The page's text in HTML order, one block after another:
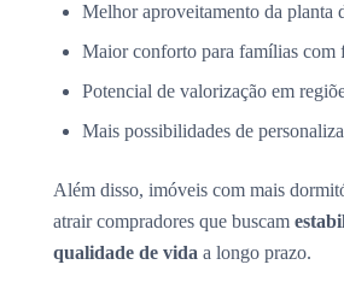
Melhor aproveitamento da planta
Maior conforto para famílias com
Potencial de valorização em
Mais possibilidades de
Além disso, imóveis com mais
atrair compradores que buscam
qualidade de vida a longo prazo.